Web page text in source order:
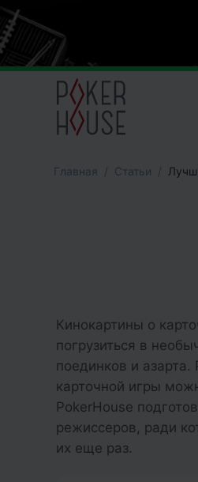
Главная Cтатьи
Кинокартины о
погрузиться в
поединков и
карточной игры
PokerHouse
режиссеров, ради
их еще раз.